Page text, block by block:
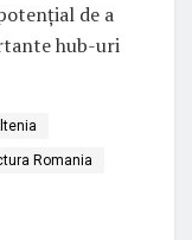
de a
hub-uri
Romania